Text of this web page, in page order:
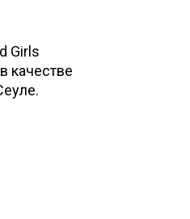
Girls
качестве